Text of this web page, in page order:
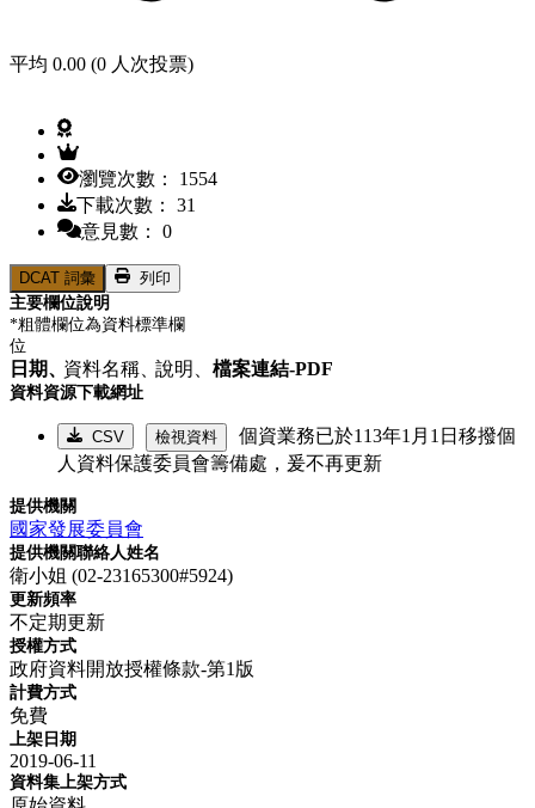
平均 0.00 (0 人次投票)
瀏覽次數： 1554
下載次數： 31
意見數： 0
DCAT 詞彙
列印
主要欄位說明
*粗體欄位為資料標準欄
位
日期、資料名稱、說明、 檔案連結-PDF
資料資源下載網址
CSV 檢視資料
個資業務已於113年1月1日移撥個
人資料保護委員會籌備處，爰不再更新
提供機關
國家發展委員會
提供機關聯絡人姓名
衛小姐 (02-23165300#5924)
更新頻率
不定期更新
授權方式
政府資料開放授權條款-第1版
計費方式
免費
上架日期
2019-06-11
資料集上架方式